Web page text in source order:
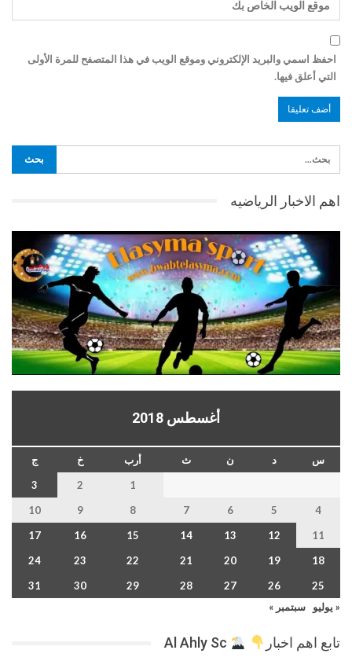
احفظ اسمي والبريد الإلكتروني وموقع الويب في هذا المتصفح للمرة الأولى
التي أعلق فيها.
اهم الاخبار الرياضيه
أغسطس 2018
س د ن ث أرب خ
ج
1
2
3
4
5
6
7
8
9
10
11
12
13
14
15
16
17
18
19
20
21
22
23
24
25
26
27
28
29
30
31
« يوليو
سبتمبر »
تابع اهم اخبار